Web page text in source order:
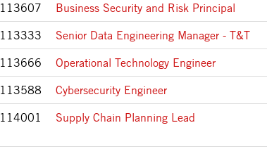
113607 Business Security and Risk Principal
113333
Senior Data Engineering Manager - T&T
113666
Operational Technology Engineer
113588
Cybersecurity Engineer
114001
Supply Chain Planning Lead